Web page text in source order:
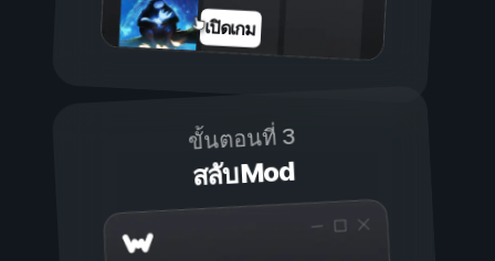
เปิดเกม
ขั้นตอนที่ 3
สลับ Mod